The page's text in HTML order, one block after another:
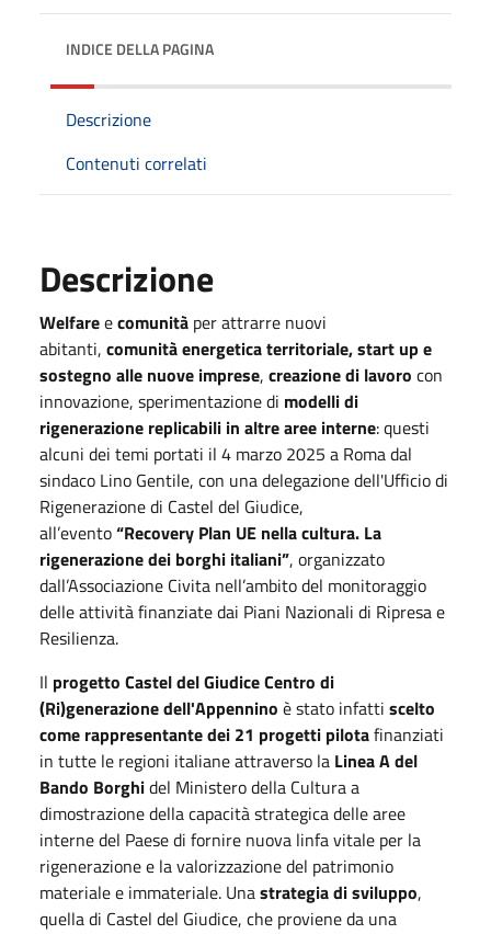
INDICE DELLA PAGINA
Descrizione
Contenuti correlati
Descrizione
Welfareecomunità per attrarre nuovi
abitanti, comunità energetica territoriale,start up e
sostegno alle nuove imprese, creazione di lavoro con
innovazione, sperimentazione di modelli di
rigenerazione replicabili in altre aree interne: questi
alcuni dei temi portati il 4 marzo 2025 a Roma dal
sindaco Lino Gentile, con una delegazione dell'Ufficio di
Rigenerazione di Castel del Giudice,
all’evento“Recovery Plan UE nella cultura. La
rigenerazione dei borghi italiani”, organizzato
dall’Associazione Civita nell’ambito del monitoraggio
delle attività finanziate dai Piani Nazionali di Ripresa e
Resilienza.
Il progetto Castel del Giudice Centro di
(Ri)generazione dell'Appennino è stato infatti scelto
come rappresentante dei 21 progetti pilotafinanziati
in tutte le regioni italiane attraverso la Linea A del
Bando Borghidel Ministero della Cultura a
dimostrazione della capacità strategica delle aree
interne del Paese di fornire nuova linfa vitale per la
rigenerazione e la valorizzazione del patrimonio
materiale e immateriale. Unastrategia di sviluppo,
quella di Castel del Giudice, che proviene da una